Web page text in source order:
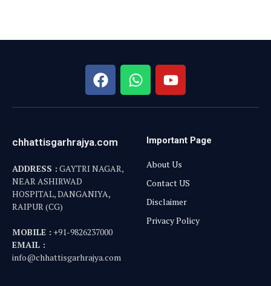
chhattisgarhrajya.com
ADDRESS : GAYTRI NAGAR,
NEAR ASHIRWAD
HOSPITAL, DANGANIYA,
RAIPUR (CG)
MOBILE : +91-9826237000
EMAIL :
info@chhattisgarhrajya.com
Important Page
About Us
Contact US
Disclaimer
Privacy Policy